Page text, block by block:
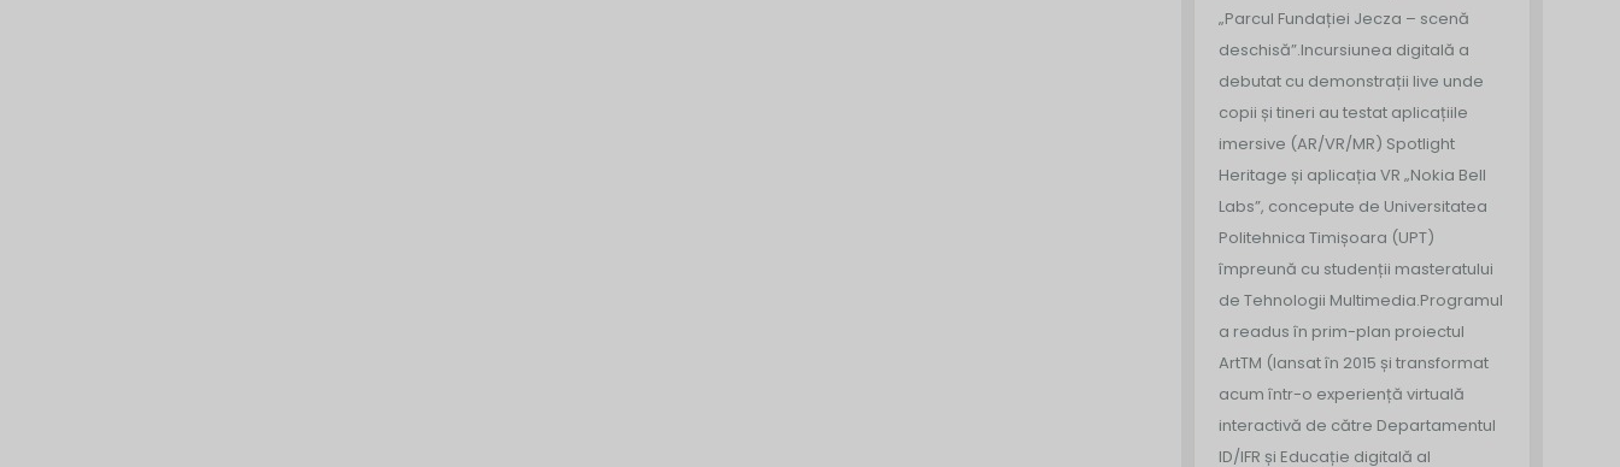
„Parcul Fundației Jecza – scenă
deschisă”.Incursiunea digitală a
debutat cu demonstrații live unde
copii și tineri au testat aplicațiile
imersive (AR/VR/MR) Spotlight
Heritage și aplicația VR „Nokia Bell
Labs”, concepute de Universitatea
Politehnica Timișoara (UPT)
împreună cu studenții masteratului
de Tehnologii Multimedia.Programul
a readus în prim-plan proiectul
ArtTM (lansat în 2015 și transformat
acum într-o experiență virtuală
interactivă de către Departamentul
ID/IFR și Educație digitală al